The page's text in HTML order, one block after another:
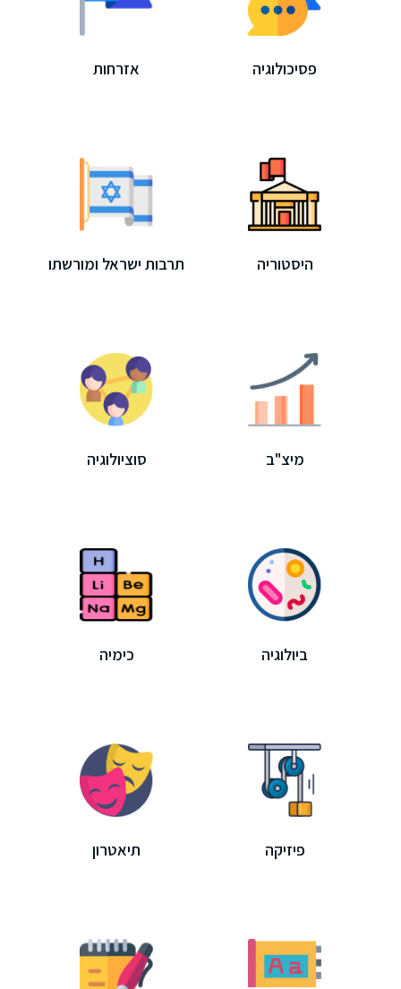
פסיכולוגיה אזרחות
היסטוריה תרבות ישראל ומורשתו
מיצ"ב סוציולוגיה
ביולוגיה כימיה
פיזיקה תיאטרון